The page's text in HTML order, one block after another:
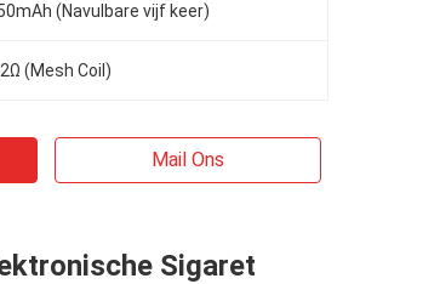
(Navulbare vijf keer)
(Mesh Coil)
Mail Ons
Sigaret